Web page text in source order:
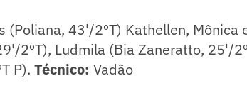
(Poliana, 43'/2ºT) Kathellen, Mônica
2ºT), Ludmila (Bia Zaneratto, 25'/
P). Técnico: Vadão